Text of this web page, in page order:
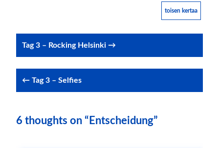
toisen kertaa
Post
navigation
Tag 3 – Rocking Helsinki →
← Tag 3 – Selfies
6 thoughts on “Entscheidung”